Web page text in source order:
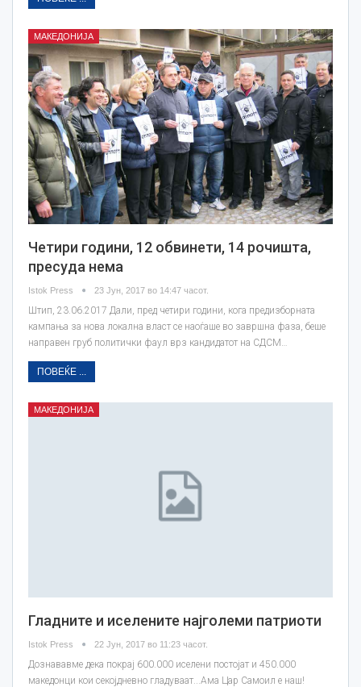
МАКЕДОНИЈА
Четири години, 12 обвинети, 14 рочишта,
пресуда нема
Istok Press 23 Јун, 2017 во 14:47 часот.
Штип, 23.06.2017 Дали, пред четири години, кога предизборната
кампања за нова локална власт се наоѓаше во завршна фаза, беше
направен груб политички фаул врз кандидатот на СДСМ…
ПОВЕЌЕ ...
МАКЕДОНИЈА
Гладните и иселените најголеми патриоти
Istok Press 22 Јун, 2017 во 11:23 часот.
Дознававме дека покрај 600.000 иселени постојат и 450.000
македонци кои секојдневно гладуваат...Ама Цар Самоил е наш!